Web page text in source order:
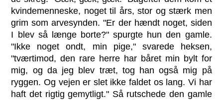
kvindemenneske, noget til års, stor og stærk men
grim som arvesynden. "Er der hændt noget, siden
I blev så længe borte?" spurgte hun den gamle.
"Ikke noget ondt, min pige," svarede heksen,
"tværtimod, den rare herre har båret min bylt for
mig, og da jeg blev træt, tog han også mig på
ryggen. Og vejen er slet ikke faldet os lang. Vi har
haft det rigtig gemytligt." Så rutschede den gamle